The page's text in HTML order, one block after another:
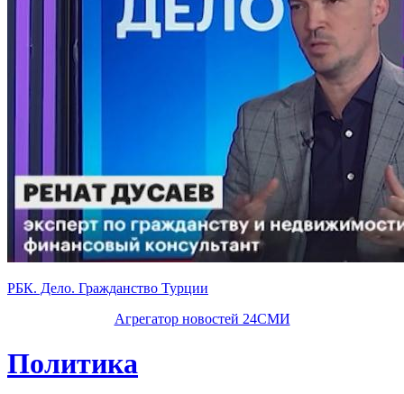
РБК. Дело. Гражданство Турции
Агрегатор новостей 24СМИ
Политика